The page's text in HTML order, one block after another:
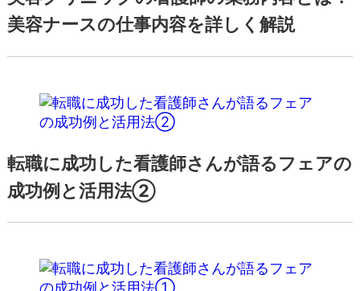
美容ナースの仕事内容を詳しく解説
転職に成功した看護師さんが語るフェアの
成功例と活用法②